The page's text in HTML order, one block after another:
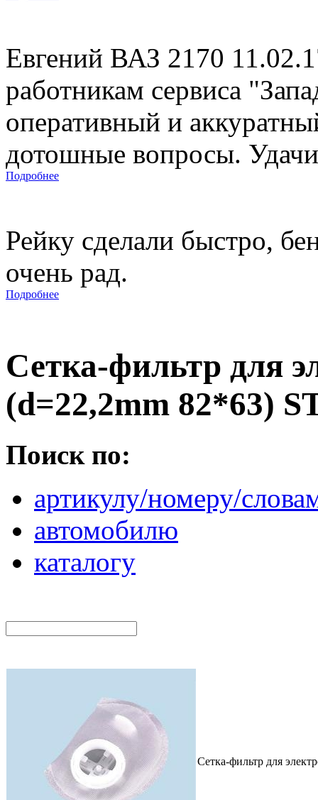
Евгений ВАЗ 2170
работникам сервиса
оперативный и
дотошные вопросы. Удачи
Подробнее
Рейку сделали быстро,
очень рад.
Подробнее
Сетка-фильтр для
(d=22,2mm 82*63)
Поиск по:
артикулу/номеру/
автомобилю
каталогу
Сетка-фильтр для